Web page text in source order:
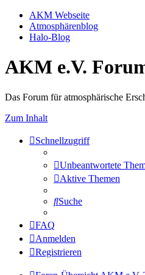
AKM Webseite
Atmosphärenblog
Halo-Blog
AKM e.V.
Das Forum für atmosphärische
Zum Inhalt
Schnellzugriff
Unbeantwortete
Aktive Themen
Suche
FAQ
Anmelden
Registrieren